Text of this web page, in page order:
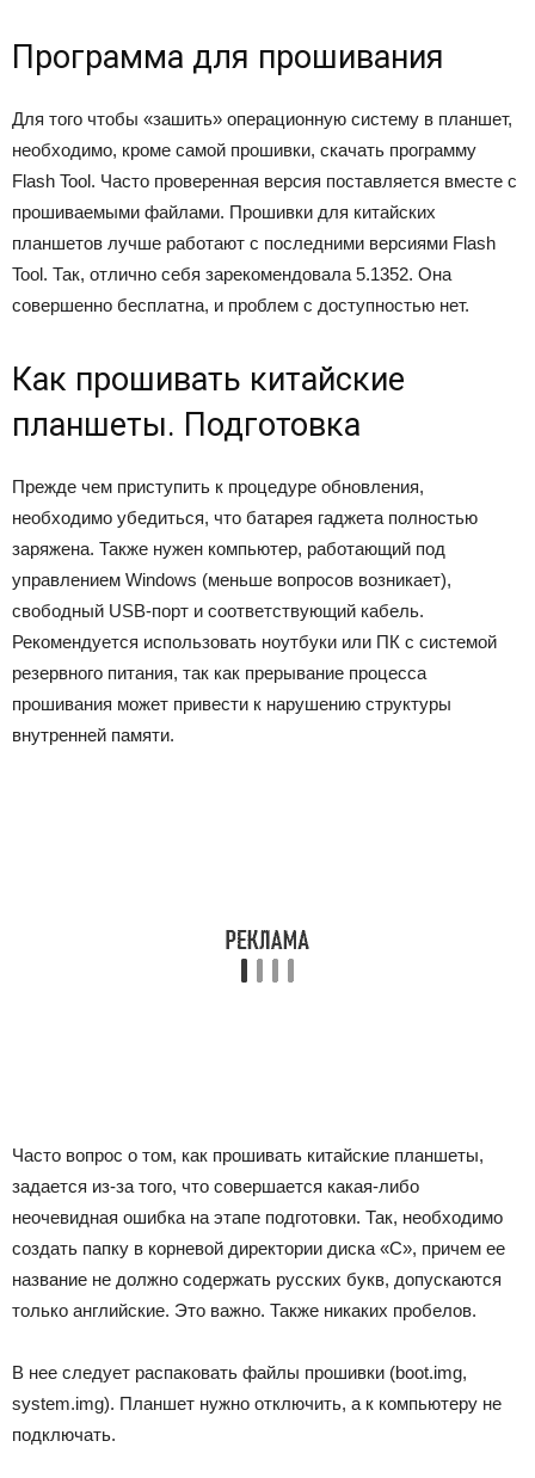
Программа для прошивания
Для того чтобы «зашить» операционную систему в планшет,
необходимо, кроме самой прошивки, скачать программу
Flash Tool. Часто проверенная версия поставляется вместе с
прошиваемыми файлами. Прошивки для китайских
планшетов лучше работают с последними версиями Flash
Tool. Так, отлично себя зарекомендовала 5.1352. Она
совершенно бесплатна, и проблем с доступностью нет.
Как прошивать китайские
планшеты. Подготовка
Прежде чем приступить к процедуре обновления,
необходимо убедиться, что батарея гаджета полностью
заряжена. Также нужен компьютер, работающий под
управлением Windows (меньше вопросов возникает),
свободный USB-порт и соответствующий кабель.
Рекомендуется использовать ноутбуки или ПК с системой
резервного питания, так как прерывание процесса
прошивания может привести к нарушению структуры
внутренней памяти.
Часто вопрос о том, как прошивать китайские планшеты,
задается из-за того, что совершается какая-либо
неочевидная ошибка на этапе подготовки. Так, необходимо
создать папку в корневой директории диска «С», причем ее
название не должно содержать русских букв, допускаются
только английские. Это важно. Также никаких пробелов.
В нее следует распаковать файлы прошивки (boot.img,
system.img). Планшет нужно отключить, а к компьютеру не
подключать.